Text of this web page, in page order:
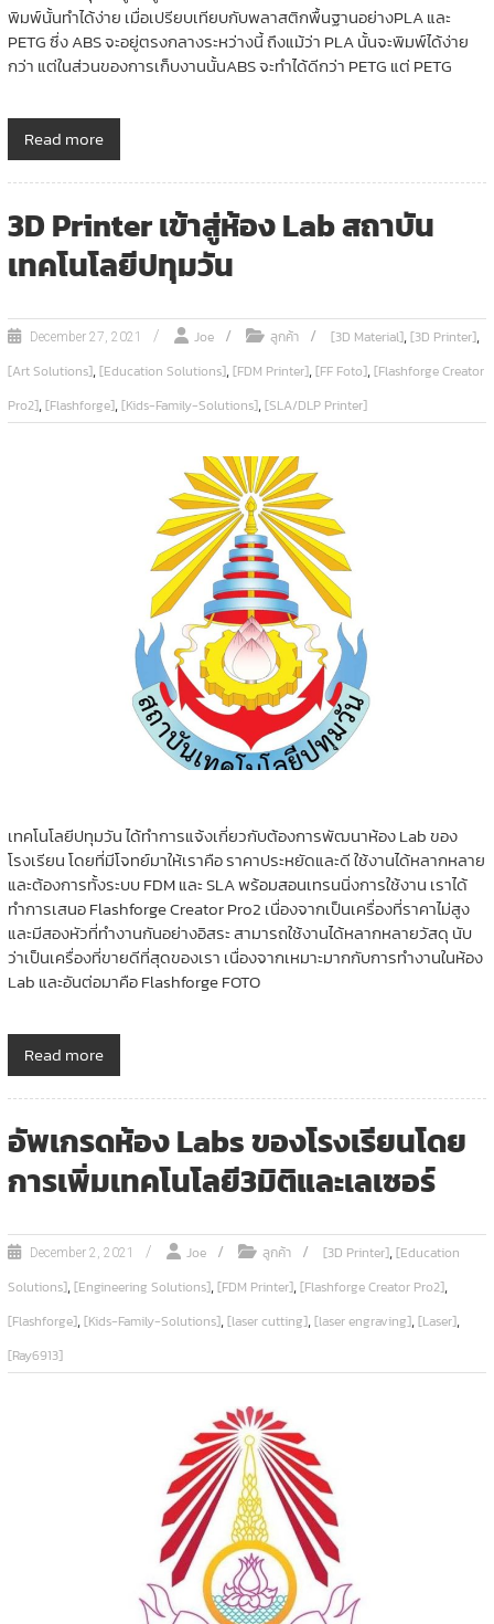
พิมพ์นั้นทำได้ง่าย เมื่อเปรียบเทียบกับพลาสติกพื้นฐานอย่างPLA และ
PETG ซึ่ง ABS จะอยู่ตรงกลางระหว่างนี้ ถึงแม้ว่า PLA นั้นจะพิมพ์ได้ง่าย
กว่า แต่ในส่วนของการเก็บงานนั้นABS จะทำได้ดีกว่า PETG แต่ PETG
Read more
3D Printer เข้าสู่ห้อง Lab สถาบัน
เทคโนโลยีปทุมวัน
December 27, 2021 Joe ลูกค้า [3D Material],[3D Printer],
[Art Solutions],[Education Solutions],[FDM Printer],[FF Foto],[Flashforge Creator
Pro2],[Flashforge],[Kids-Family-Solutions],[SLA/DLP Printer]
เทคโนโลยีปทุมวัน ได้ทำการแจ้งเกี่ยวกับต้องการพัฒนาห้อง Lab ของ
โรงเรียน โดยที่มีโจทย์มาให้เราคือ ราคาประหยัดและดี ใช้งานได้หลากหลาย
และต้องการทั้งระบบ FDM และ SLA พร้อมสอนเทรนนิ่งการใช้งาน เราได้
ทำการเสนอ Flashforge Creator Pro2 เนื่องจากเป็นเครื่องที่ราคาไม่สูง
และมีสองหัวที่ทำงานกันอย่างอิสระ สามารถใช้งานได้หลากหลายวัสดุ นับ
ว่าเป็นเครื่องที่ขายดีที่สุดของเรา เนื่องจากเหมาะมากกับการทำงานในห้อง
Lab และอันต่อมาคือ Flashforge FOTO
Read more
อัพเกรดห้อง Labs ของโรงเรียนโดย
การเพิ่มเทคโนโลยี3มิติและเลเซอร์
December 2, 2021 Joe ลูกค้า [3D Printer],[Education
Solutions],[Engineering Solutions],[FDM Printer],[Flashforge Creator Pro2],
[Flashforge],[Kids-Family-Solutions],[laser cutting],[laser engraving],[Laser],
[Ray6913]